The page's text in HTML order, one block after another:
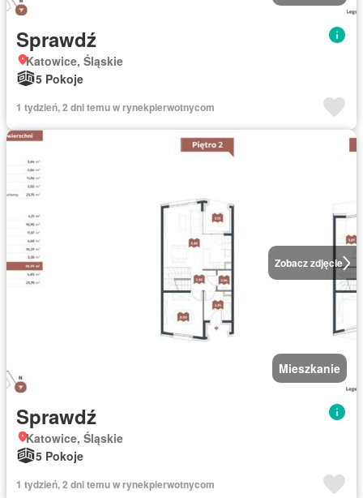
Sprawdź
Katowice, Śląskie
5 Pokoje
1 tydzień, 2 dni temu w rynekpierwotnycom
Zobacz zdjęcie
Mieszkanie
Sprawdź
Katowice, Śląskie
5 Pokoje
1 tydzień, 2 dni temu w rynekpierwotnycom